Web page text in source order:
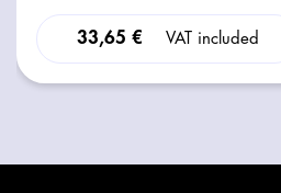
33,65 € VAT included